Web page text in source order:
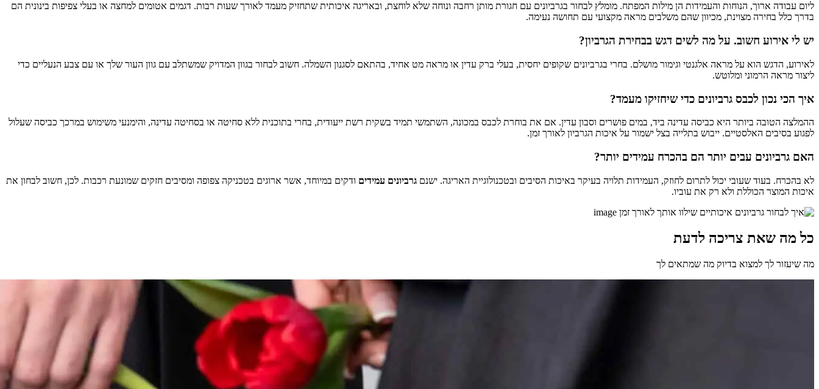
ליום עבודה ארוך, הנוחות והעמידות הן מילות המפתח. מומלץ לבחור בגרביונים עם חגורת מותן רחבה ונוחה שלא לוחצת, ובאריגה איכותית שתחזיק מעמד לאורך שעות רבות. דגמים אטומים למחצה או בעלי צפיפות בינונית הם
בדרך כלל בחירה מצוינת, מכיוון שהם משלבים מראה מקצועי עם תחושה נעימה.
יש לי אירוע חשוב. על מה לשים דגש בבחירת הגרביון?
לאירוע, הדגש הוא על מראה אלגנטי וגימור מושלם. בחרי בגרביונים שקופים יחסית, בעלי ברק עדין או מראה מט אחיד, בהתאם לסגנון השמלה. חשוב לבחור בגוון המדויק שמשתלב עם גוון העור שלך או עם צבע הנעליים כדי
ליצור מראה הרמוני ומלוטש.
איך הכי נכון לכבס גרביונים כדי שיחזיקו מעמד?
ההמלצה הטובה ביותר היא כביסה עדינה ביד, במים פושרים וסבון עדין. אם את בוחרת לכבס במכונה, השתמשי תמיד בשקית רשת ייעודית, בחרי בתוכנית ללא סחיטה או בסחיטה עדינה, והימנעי משימוש במרכך כביסה שעלול
לפגוע בסיבים האלסטיים. ייבוש בתלייה בצל ישמור על איכות הגרביון לאורך זמן.
האם גרביונים עבים יותר הם בהכרח עמידים יותר?
לא בהכרח. בעוד שעובי יכול לתרום לחוזק, העמידות תלויה בעיקר באיכות הסיבים ובטכנולוגיית האריגה. ישנם גרביונים עמידים ודקים במיוחד, אשר ארוגים בטכניקה צפופה ומסיבים חזקים שמונעת רכבות. לכן, חשוב לבחון את
איכות המוצר הכוללת ולא רק את עוביו.
כל מה שאת צריכה לדעת
מה שיעזור לך למצוא בדיוק מה שמתאים לך